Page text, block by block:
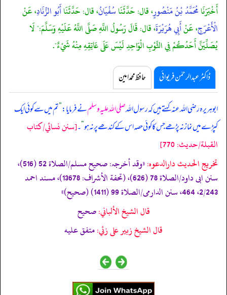
أَخْبَرَنَامُحَمَّدُ بْنُ مَنْصُورٍ، قال: حَدَّثَنَاسُفْيَانُ، قال: حَدَّثَنَاأَبُو الزِّنَادِ، عَنْ
الْأَعْرَجِ، عَنْأَبِي هُرَيْرَةَ، قال: قَالَ رَسُولُ اللَّهِ صَلَّى اللَّهُ عَلَيْهِ وَسَلَّمَ:" لَا
يُصَلِّيَنَّ أَحَدُكُمْ فِي الثَّوْبِ الْوَاحِدِ لَيْسَ عَلَى عَاتِقِهِ مِنْهُ شَيْءٌ".
ڈاکٹر عبدالرحمٰن فریوائی حافظ محمد امین
ابوہریرہ رضی اللہ عنہ کہتے ہیں کہرسول اللہصلی اللہ علیہ وسلمنے فرمایا:”تم میں سے کوئی ایک
کپڑے میں نماز نہ پڑھے جس کا کوئی حصہ اس کے کندھے پر نہ ہو“۔[سنن نسائي/كتاب
القبلة/حدیث: 770]
تخریج الحدیث دارالدعوہ:
«وقد أخرجہ: صحیح مسلم/الصلاة 52 (516)،
سنن ابی داود/الصلاة 78 (626)، (تحفة الأشراف: 13678)، مسند احمد
2/243، 464، سنن الدارمی/الصلاة 99 (1411) (صحیح)»
قال الشيخ الألباني:صحيح
قال الشيخ زبير على زئي:متفق عليه